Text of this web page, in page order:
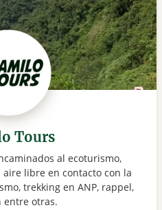
Tours
al ecoturismo,
libre en contacto con la
trekking en ANP, rappel,
entre otras.